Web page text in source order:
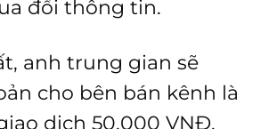
đổi thông tin.
anh trung gian sẽ
cho bên bán kênh là
dịch 50.000 VNĐ.